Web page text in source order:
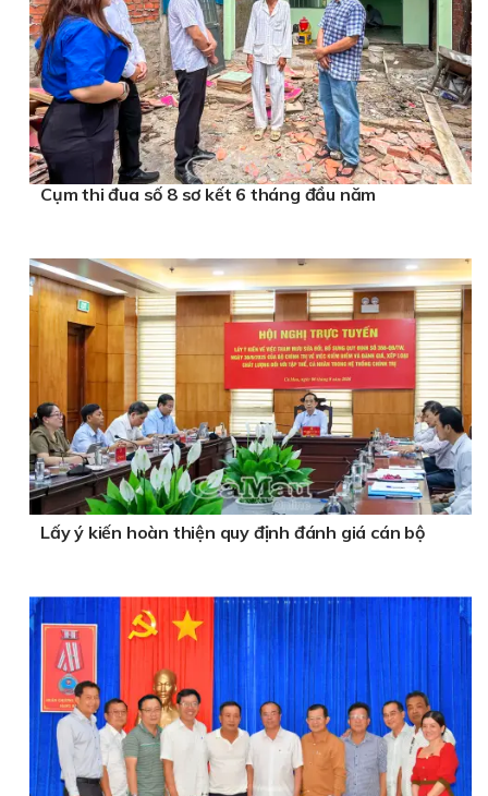
Cụm thi đua số 8 sơ kết 6 tháng đầu năm
Lấy ý kiến hoàn thiện quy định đánh giá cán bộ